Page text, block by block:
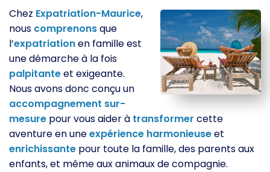
Chez Expatriation-Maurice,
nous comprenonsque
l’expatriationen famille est
une démarche à la fois
palpitanteet exigeante.
Nous avons donc conçu un
accompagnement sur-
mesure pour vous aider à transformer cette
aventure en uneexpérience harmonieuseet
enrichissante pour toute la famille, des parents aux
enfants, et même aux animaux de compagnie.